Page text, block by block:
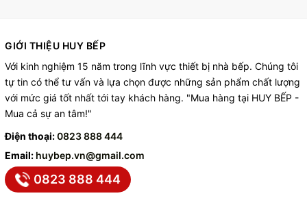
GIỚI THIỆU HUY BẾP
Với kinh nghiệm 15 năm trong lĩnh vực thiết bị nhà bếp. Chúng tôi
tự tin có thể tư vấn và lựa chọn được những sản phẩm chất lượng
với mức giá tốt nhất tới tay khách hàng. "Mua hàng tại HUY BẾP -
Mua cả sự an tâm!"
Điện thoại:0823 888 444
Email: huybep.vn@gmail.com
0823 888 444